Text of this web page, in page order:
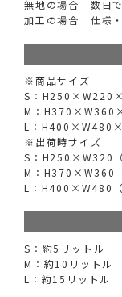
無地の場合 数日で
加工の場合 仕様・
※商品サイズ
S：
M：
L：
※出荷時サイズ
S：H250×W320（
M：H370×W360
L：H400×W480（
S：約5リットル
M：約10リットル
L：約15リットル